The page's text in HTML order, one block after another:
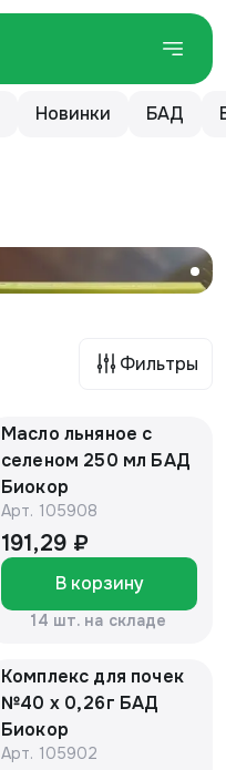
Новинки БАД
Фильтры
Масло льняное с
селеном 250 мл БАД
Биокор
Арт. 105908
191,29 ₽
В корзину
14 шт. на складе
Комплекс для почек
№40 х 0,26г БАД
Биокор
Арт. 105902